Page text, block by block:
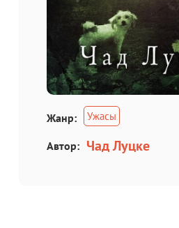
Жанр: Ужасы
Автор: Чад Луцке